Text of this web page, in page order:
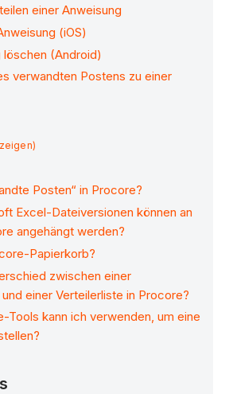
einer Anweisung
(iOS)
löschen (Android)
verwandten Postens zu einer
Posten“ in Procore?
Excel-Dateiversionen können an
angehängt werden?
Papierkorb?
zwischen einer
einer Verteilerliste in Procore?
Tools kann ich verwenden, um eine